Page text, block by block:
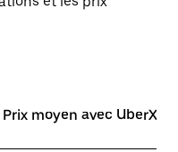
Prix moyen avec UberX*